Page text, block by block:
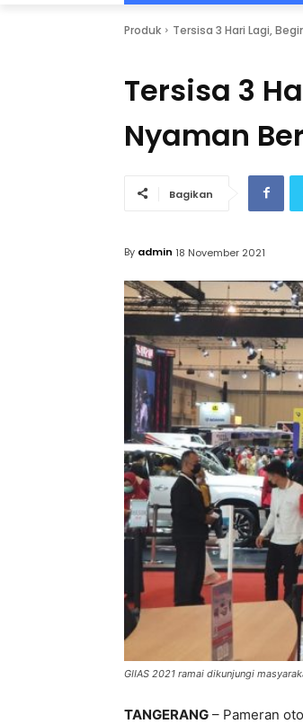
Produk Tersisa 3 Hari Lagi,
Tersisa 3
Nyaman
Bagikan
By admin 18 November 2021
GIIAS 2021 ramai dikunjungi
TANGERANG – Pameran